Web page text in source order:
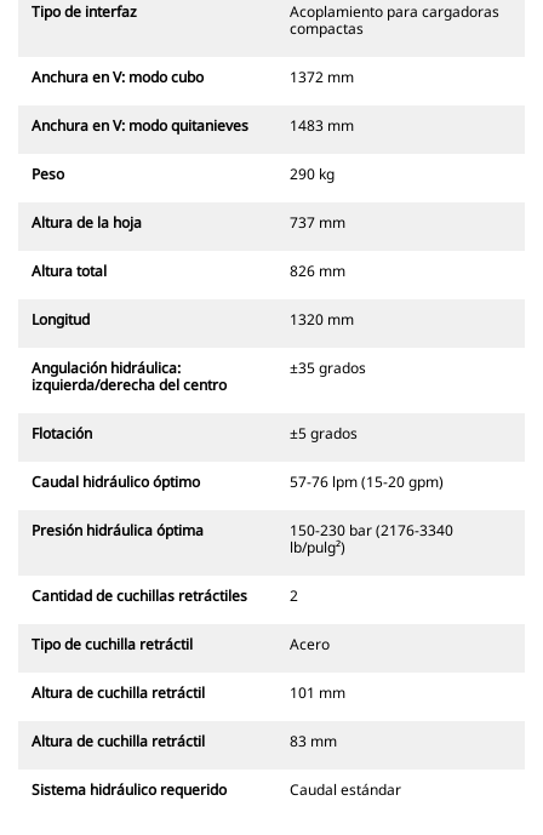
Tipo de interfaz
Acoplamiento para cargadoras
compactas
Anchura en V: modo cubo 1372 mm
Anchura en V: modo quitanieves 1483 mm
Peso 290 kg
Altura de la hoja 737 mm
Altura total 826 mm
Longitud 1320 mm
Angulación hidráulica:
izquierda/derecha del centro
±35 grados
Flotación ±5 grados
Caudal hidráulico óptimo 57-76 lpm (15-20 gpm)
Presión hidráulica óptima
150-230 bar (2176-3340
lb/pulg²)
Cantidad de cuchillas retráctiles 2
Tipo de cuchilla retráctil Acero
Altura de cuchilla retráctil 101 mm
Altura de cuchilla retráctil 83 mm
Sistema hidráulico requerido Caudal estándar